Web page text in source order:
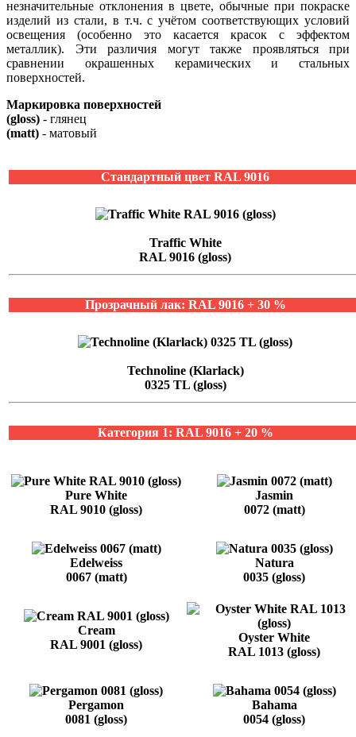
незначительные отклонения в цвете, обычные при покраске
изделий из стали, в т.ч. с учётом соответствующих условий
освещения (особенно это касается красок с эффектом
металлик). Эти различия могут также проявляться при
сравнении окрашенных керамических и стальных
поверхностей.
Маркировка поверхностей
(gloss) - глянец
(matt) - матовый
Стандартный цвет RAL 9016
Traffic White
RAL 9016 (gloss)
Прозрачный лак: RAL 9016 + 30 %
Technoline (Klarlack)
0325 TL (gloss)
Категория 1: RAL 9016 + 20 %
Pure White
RAL 9010 (gloss)
Jasmin
0072 (matt)
Edelweiss
0067 (matt)
Natura
0035 (gloss)
Cream
RAL 9001 (gloss)
Oyster White
RAL 1013 (gloss)
Pergamon
0081 (gloss)
Bahama
0054 (gloss)